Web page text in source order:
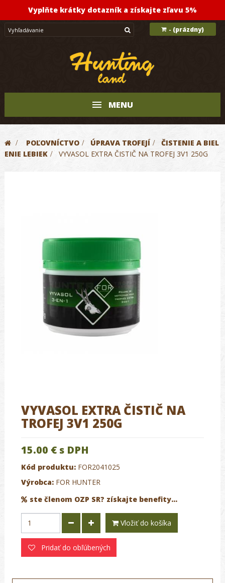
Vyplňte krátky dotazník a získajte zľavu 5%
- (prázdny)
MENU
> POĽOVNÍCTVO > ÚPRAVA TROFEJÍ >
ČISTENIE A BIEL
ENIE LEBIEK > VYVASOL EXTRA ČISTIČ NA TROFEJ 3V1 250G
VYVASOL EXTRA ČISTIČ NA
TROFEJ 3V1 250G
15.00 € s DPH
Kód produktu: FOR2041025
Výrobca: FOR HUNTER
ste členom OZP SR? získajte benefity...
Vložiť do košíka
Pridať do obľúbených